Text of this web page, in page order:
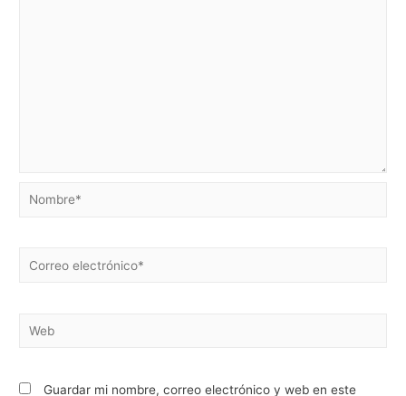
Guardar mi nombre, correo electrónico y web en este